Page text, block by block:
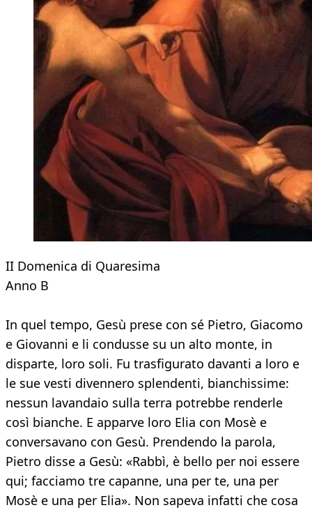
II Domenica di Quaresima
Anno B
In quel tempo, Gesù prese con sé Pietro, Giacomo
e Giovanni e li condusse su un alto monte, in
disparte, loro soli. Fu trasfigurato davanti a loro e
le sue vesti divennero splendenti, bianchissime:
nessun lavandaio sulla terra potrebbe renderle
così bianche. E apparve loro Elia con Mosè e
conversavano con Gesù. Prendendo la parola,
Pietro disse a Gesù: «Rabbì, è bello per noi essere
qui; facciamo tre capanne, una per te, una per
Mosè e una per Elia». Non sapeva infatti che cosa